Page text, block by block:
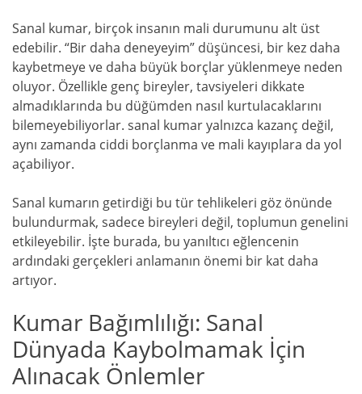
Sanal kumar, birçok insanın mali durumunu alt üst
edebilir. “Bir daha deneyeyim” düşüncesi, bir kez daha
kaybetmeye ve daha büyük borçlar yüklenmeye neden
oluyor. Özellikle genç bireyler, tavsiyeleri dikkate
almadıklarında bu düğümden nasıl kurtulacaklarını
bilemeyebiliyorlar. sanal kumar yalnızca kazanç değil,
aynı zamanda ciddi borçlanma ve mali kayıplara da yol
açabiliyor.
Sanal kumarın getirdiği bu tür tehlikeleri göz önünde
bulundurmak, sadece bireyleri değil, toplumun genelini
etkileyebilir. İşte burada, bu yanıltıcı eğlencenin
ardındaki gerçekleri anlamanın önemi bir kat daha
artıyor.
Kumar Bağımlılığı: Sanal
Dünyada Kaybolmamak İçin
Alınacak Önlemler